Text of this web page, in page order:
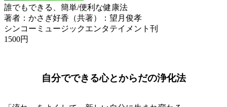
誰でもできる、簡単/便利な健康法
著者：かさぎ好香（共著）：望月俊孝
シンコーミュージックエンタテイメント刊
1500円
自分でできる心とからだの浄化法